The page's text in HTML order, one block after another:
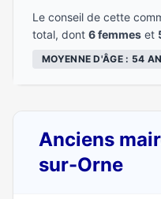
Le conseil de cette
total, dont 6 femmes et
MOYENNE D'ÂGE : 54
Anciens
sur-Orne